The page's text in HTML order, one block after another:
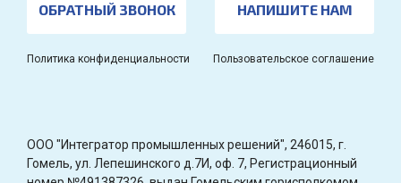
ОБРАТНЫЙ ЗВОНОК НАПИШИТЕ НАМ
Политика конфиденциальности Пользовательское соглашение
OOO "Интегратор промышленных решений", 246015, г.
Гомель, ул. Лепешинского д.7И, оф. 7, Регистрационный